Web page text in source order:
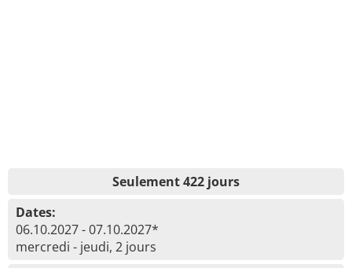
Seulement 422 jours
Dates:
06.10.2027 - 07.10.2027*
mercredi - jeudi, 2 jours